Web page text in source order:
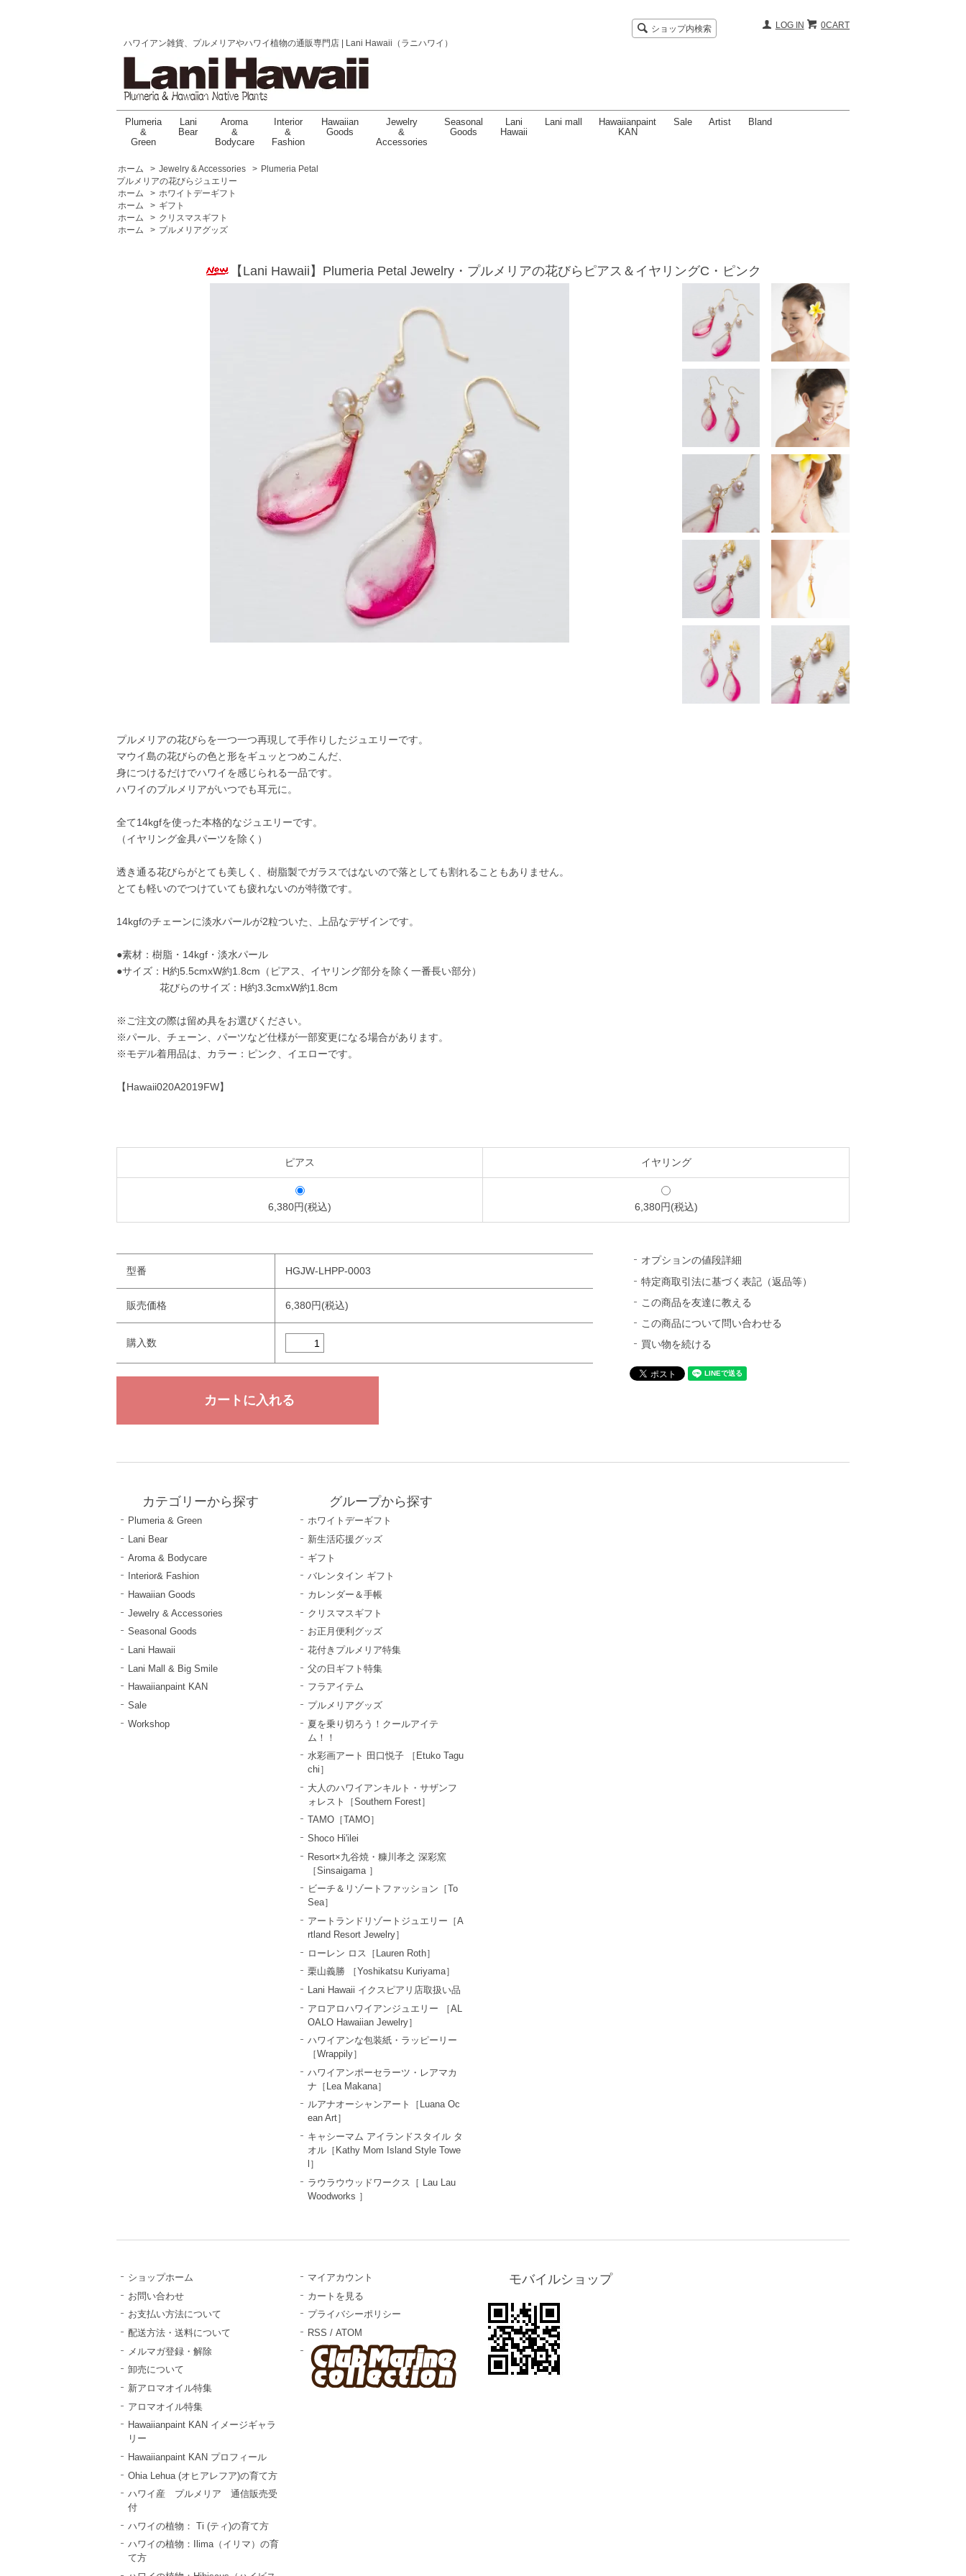
ハワイアン雑貨、プルメリアやハワイ植物の通販専門店 | Lani Hawaii（ラニハワイ）
ショップ内検索 0CART
LOG IN
Plumeria
&
Green
Lani
Bear
Aroma
&
Bodycare
Interior
&
Fashion
Hawaiian
Goods
Jewelry
&
Accessories
Seasonal
Goods
Lani
Hawaii
Lani mall
Hawaiianpaint
KAN
Sale Artist Bland
ホーム > Jewelry & Accessories > Plumeria Petal
プルメリアの花びらジュエリー
ホーム
> ホワイトデーギフト
ホーム
> ギフト
ホーム
> クリスマスギフト
ホーム
> プルメリアグッズ
【Lani Hawaii】Plumeria Petal Jewelry・プルメリアの花びらピアス＆イヤリングC・ピンク
プルメリアの花びらを一つ一つ再現して手作りしたジュエリーです。
マウイ島の花びらの色と形をギュッとつめこんだ、
身につけるだけでハワイを感じられる一品です。
ハワイのプルメリアがいつでも耳元に。
全て14kgfを使った本格的なジュエリーです。
（イヤリング金具パーツを除く）
透き通る花びらがとても美しく、樹脂製でガラスではないので落としても割れることもありません。
とても軽いのでつけていても疲れないのが特徴です。
14kgfのチェーンに淡水パールが2粒ついた、上品なデザインです。
●素材：樹脂・14kgf・淡水パール
●サイズ：H約5.5cmxW約1.8cm（ピアス、イヤリング部分を除く一番長い部分）
花びらのサイズ：H約3.3cmxW約1.8cm
※ご注文の際は留め具をお選びください。
※パール、チェーン、パーツなど仕様が一部変更になる場合があります。
※モデル着用品は、カラー：ピンク、イエローです。
【Hawaii020A2019FW】
ピアス イヤリング
6,380円(税込) 6,380円(税込)
型番 HGJW-LHPP-0003
販売価格 6,380円(税込)
購入数
オプションの値段詳細
特定商取引法に基づく表記（返品等）
この商品を友達に教える
この商品について問い合わせる
買い物を続ける
カテゴリーから探す
Plumeria & Green
Lani Bear
Aroma & Bodycare
Interior& Fashion
Hawaiian Goods
Jewelry & Accessories
Seasonal Goods
Lani Hawaii
Lani Mall & Big Smile
Hawaiianpaint KAN
Sale
Workshop
グループから探す
ホワイトデーギフト
新生活応援グッズ
ギフト
バレンタイン ギフト
カレンダー＆手帳
クリスマスギフト
お正月便利グッズ
花付きプルメリア特集
父の日ギフト特集
フラアイテム
プルメリアグッズ
夏を乗り切ろう！クールアイテ
ム！！
水彩画アート 田口悦子 ［Etuko Tagu
chi］
大人のハワイアンキルト・サザンフ
ォレスト［Southern Forest］
TAMO［TAMO］
Shoco Hi'ilei
Resort×九谷焼・糠川孝之 深彩窯
［Sinsaigama ］
ビーチ＆リゾートファッション［To
Sea］
アートランドリゾートジュエリー［A
rtland Resort Jewelry］
ローレン ロス［Lauren Roth］
栗山義勝 ［Yoshikatsu Kuriyama］
Lani Hawaii イクスピアリ店取扱い品
アロアロハワイアンジュエリー ［AL
OALO Hawaiian Jewelry］
ハワイアンな包装紙・ラッピーリー
［Wrappily］
ハワイアンポーセラーツ・レアマカ
ナ［Lea Makana］
ルアナオーシャンアート［Luana Oc
ean Art］
キャシーマム アイランドスタイル タ
オル［Kathy Mom Island Style Towe
l］
ラウラウウッドワークス［ Lau Lau
Woodworks ］
ショップホーム
お問い合わせ
お支払い方法について
配送方法・送料について
メルマガ登録・解除
卸売について
新アロマオイル特集
アロマオイル特集
Hawaiianpaint KAN イメージギャラ
リー
Hawaiianpaint KAN プロフィール
Ohia Lehua (オヒアレフア)の育て方
ハワイ産 プルメリア 通信販売受
付
ハワイの植物： Ti (ティ)の育て方
ハワイの植物：Ilima（イリマ）の育
て方
マイアカウント
カートを見る
プライバシーポリシー
RSS /ATOM
モバイルショップ